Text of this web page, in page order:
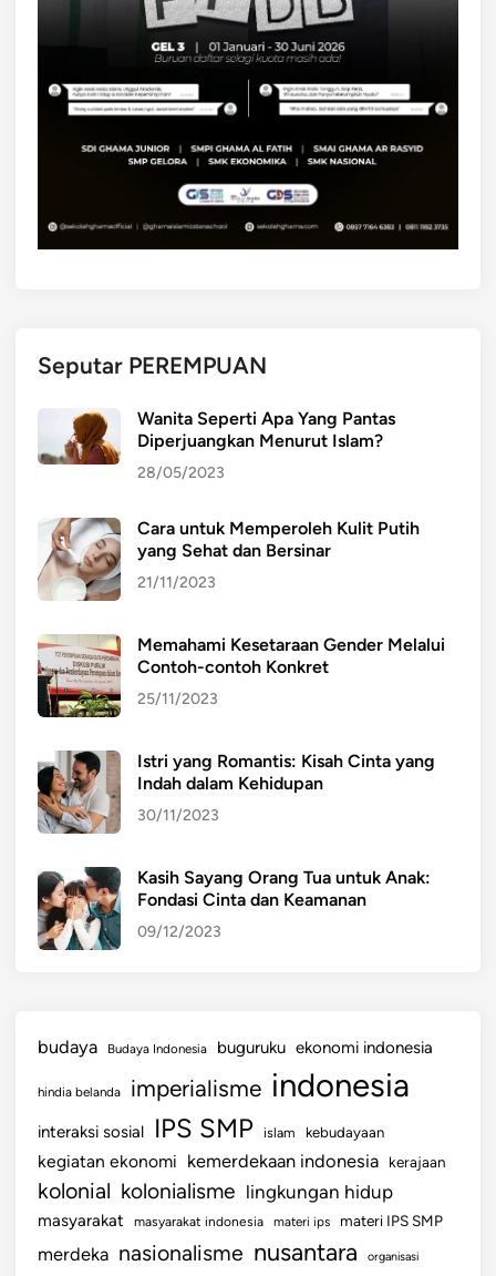
Seputar PEREMPUAN
Wanita Seperti Apa Yang Pantas
Diperjuangkan Menurut Islam?
28/05/2023
Cara untuk Memperoleh Kulit Putih
yang Sehat dan Bersinar
21/11/2023
Memahami Kesetaraan Gender Melalui
Contoh-contoh Konkret
25/11/2023
Istri yang Romantis: Kisah Cinta yang
Indah dalam Kehidupan
30/11/2023
Kasih Sayang Orang Tua untuk Anak:
Fondasi Cinta dan Keamanan
09/12/2023
budaya Budaya Indonesia buguruku ekonomi indonesia
hindia belanda imperialisme indonesia
interaksi sosial IPS SMP islam kebudayaan
kegiatan ekonomi kemerdekaan indonesia kerajaan
kolonial kolonialisme lingkungan hidup
masyarakat masyarakat indonesia materi ips materi IPS SMP
merdeka nasionalisme nusantara organisasi